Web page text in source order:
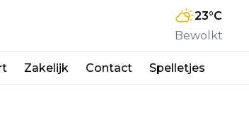
23°C
Bewolkt
Zakelijk Contact Spelletjes